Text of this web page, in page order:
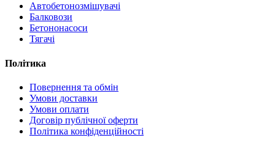
Автобетонозмішувачі
Балковози
Бетононасоси
Тягачі
Політика
Повернення та обмін
Умови доставки
Умови оплати
Договір публічної оферти
Політика конфіденційності